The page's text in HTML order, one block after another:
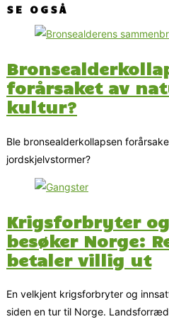
SE OGSÅ
forårsaket av
kultur?
Ble bronsealderkollapsen
jordskjelvstormer?
Krigsforbryter
besøker Norge:
betaler villig ut
En velkjent krigsforbryter og
siden en tur til Norge.